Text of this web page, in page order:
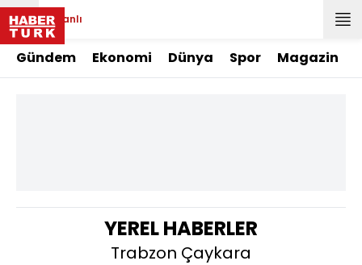
Canlı
Gündem Ekonomi Dünya Spor Magazin
YEREL HABERLER
Trabzon Çaykara